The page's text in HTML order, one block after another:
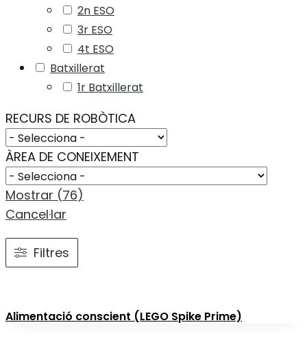
2n ESO
3r ESO
4t ESO
Batxillerat
1r Batxillerat
RECURS DE ROBÒTICA
ÀREA DE CONEIXEMENT
Mostrar (76)
Cancel·lar
Filtres
Alimentació conscient (LEGO Spike Prime)